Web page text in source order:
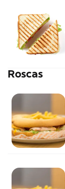
Roscas